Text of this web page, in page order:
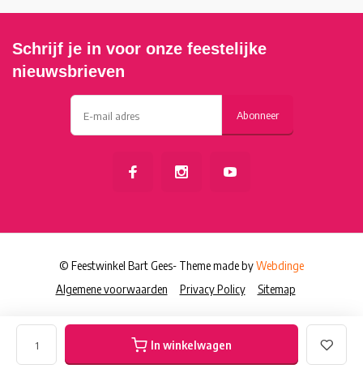
In winkelwagen
Schrijf je in voor onze feestelijke
nieuwsbrieven
Abonneer
Algemene voorwaarden Privacy Policy Sitemap
© Feestwinkel Bart Gees- Theme made byWebdinge